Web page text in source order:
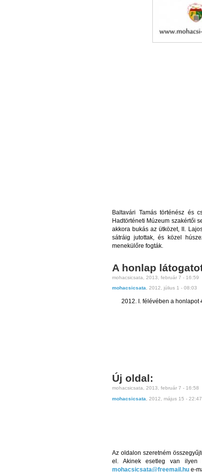
Baltavári Tamás történész és
Hadtörténeti Múzeum szakértői
akkora bukás az ütközet, II.
sátráig jutottak, és közel
menekülőre fogták.
A honlap
mohacsicsata, 2013, február 7 - 16:59
mohacsicsata, 2012, július 1 - 08:03
2012. I. félévében a honlapot
Új oldal:
mohacsicsata, 2013, február 7 - 16:58
mohacsicsata , 2012, május 15 - 22:47
Az oldalon szeretném
el. Akinek esetleg van
mohacsicsata@freemail.hu e-